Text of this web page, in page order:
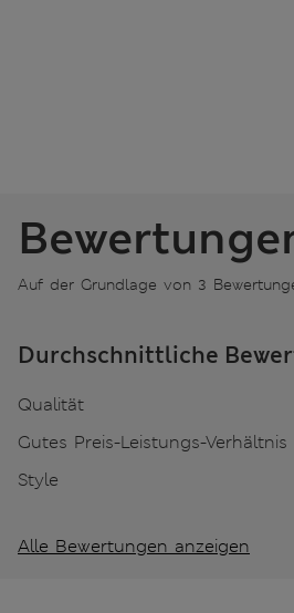
Auf der Grundlage von 3
Durchschnittliche
Qualität
Gutes Preis-Leistungs-Verhältnis
Style
Alle Bewertungen anzeigen